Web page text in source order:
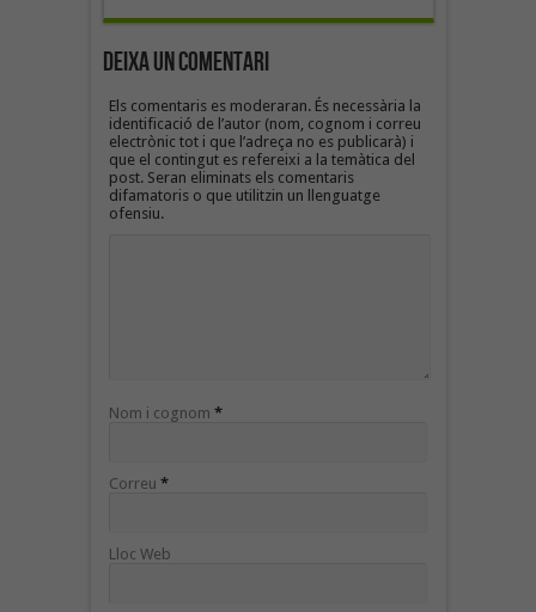
Deixa un Comentari
Els comentaris es moderaran. És necessària la
identificació de l’autor (nom, cognom i correu
electrònic tot i que l’adreça no es publicarà) i
que el contingut es refereixi a la temàtica del
post. Seran eliminats els comentaris
difamatoris o que utilitzin un llenguatge
ofensiu.
Nom i cognom *
Correu *
Lloc Web